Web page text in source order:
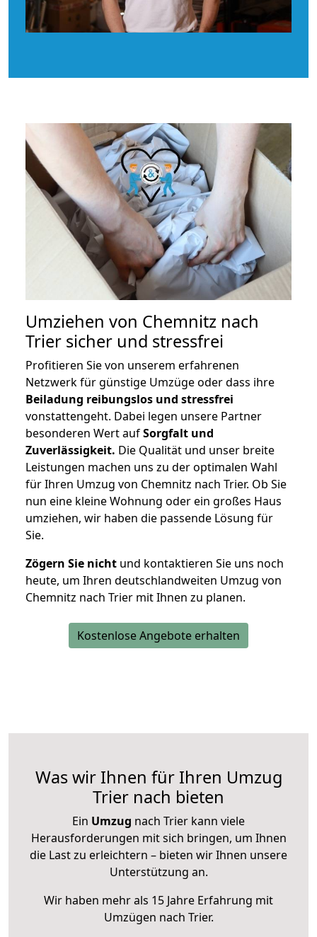
Umziehen von Chemnitz nach
Trier sicher und stressfrei
Profitieren Sie von unserem erfahrenen
Netzwerk für günstige Umzüge oder dass ihre
Beiladung reibungslos und stressfrei
vonstattengeht. Dabei legen unsere Partner
besonderen Wert aufSorgfalt und
Zuverlässigkeit. Die Qualität und unser breite
Leistungen machen uns zu der optimalen Wahl
für Ihren Umzug von Chemnitz nach Trier. Ob Sie
nun eine kleine Wohnung oder ein großes Haus
umziehen, wir haben die passende Lösung für
Sie.
Zögern Sie nicht und kontaktieren Sie uns noch
heute, um Ihren deutschlandweiten Umzug von
Chemnitz nach Trier mit Ihnen zu planen.
Kostenlose Angebote erhalten
Was wir Ihnen für Ihren Umzug
Trier nach bieten
Ein Umzug nach Trier kann viele
Herausforderungen mit sich bringen, um Ihnen
die Last zu erleichtern – bieten wir Ihnen unsere
Unterstützung an.
Wir haben mehr als 15 Jahre Erfahrung mit
Umzügen nach Trier.